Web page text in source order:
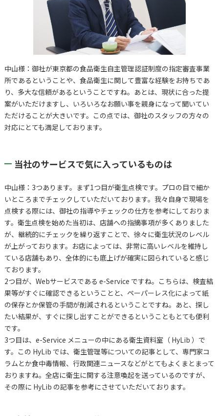
中山様：御社が東京都の食品衛生自主管理認証制度の指定審査事業
所であるということや、食品衛生に関して豊富な経験をお持ちであ
り、多大な信頼があるということですね。あとは、現状に合った提
案がいただけますし、いろいろなお願い事を親身になって聞いてい
ただけることが大きいです。この点では、御社のスタッフの方々の
対応にとても満足しております。
当社のサービスで気に入っているものは
中山様：3つあります。まず1つ目が衛生点検です。プロの目で細か
いところまでチェックしていただいております。我々自身で現場を
点検する際には、御社の指導やチェックの仕方を参考にしておりま
す。衛生点検を始めた当初は、店舗への指摘事項が多くありました
が、継続的にチェックを繰り返すことで、徐々に衛生状況のレベル
が上がっております。お店によっては、非常に高いレベルを維持し
ている店舗もあり、全体的にも底上げが確実に図られていると感じ
ております。
2つ目が、Webサービスである e-Service ですね。こちらは、検査結
果等がすぐに確認できるということと、ペーパーレス化によって紙
の保存とか保管の手間が削減されるということですね。あと、探し
たい結果が、すぐに探し出すことができるということもとても便利
です。
3つ目は、e-Service メニューの中にある衛生資料室（ HyLib ）で
す。この HyLib では、衛生管理等についての記事として、専門家コ
ラムとか食中毒情報、行政関連ニュースなどがとてもよくまとまって
おりますね。全店に衛生に関する注意喚起を送っているのですが、
その際に HyLib の記事を参考にさせていただいております。